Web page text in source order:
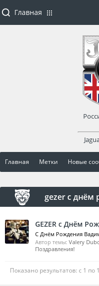
Главная Метки Новые
gezer с днём
GEZER с Днём
С Днём Рождения
Автор темы: Valery
Поздравления!
Показано результатов: с 1 по
Главная